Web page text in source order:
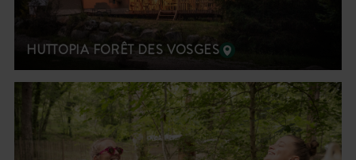
HUTTOPIA FORÊT DES VOSGES